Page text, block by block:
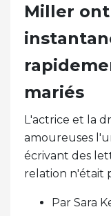
Miller
mariés
L'actrice et la
amoureuses
écrivant des
relation n'était
Par Sara